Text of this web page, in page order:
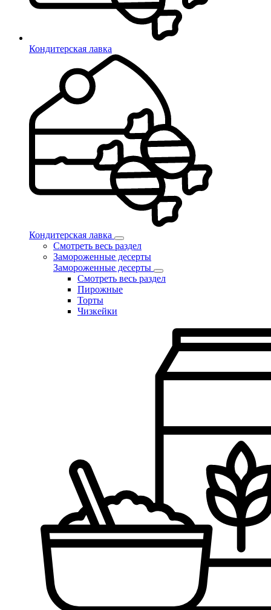
Кондитерская лавка
Кондитерская лавка
Смотреть весь раздел
Замороженные десерты
Замороженные десерты
Смотреть весь раздел
Пирожные
Торты
Чизкейки